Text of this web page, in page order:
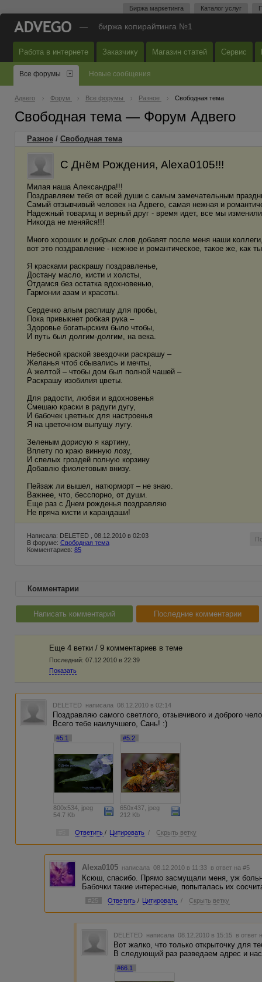
Биржа маркетинга Каталог услуг
— биржа копирайтинга №1
Работа в интернете Заказчику Магазин статей Сервис
Все форумы Новые сообщения
Адвего Форум Все форумы Разное Свободная тема
Свободная тема — Форум Адвего
Разное / Свободная тема
С Днём Рождения, Alexa0105!!!
Милая наша Александра!!!
Поздравляем тебя от всей души с самым замечательным
Самый отзывчивый человек на Адвего, самая нежная и
Надежный товарищ и верный друг - время идет, все мы
Никогда не меняйся!!!
Много хороших и добрых слов добавят после меня наши
вот это поздравление - нежное и романтическое, такое же, как
Я красками раскрашу поздравленье,
Достану масло, кисти и холсты,
Отдамся без остатка вдохновенью,
Гармонии азам и красоты.
Сердечко алым распишу для пробы,
Пока привыкнет робкая рука –
Здоровье богатырским было чтобы,
И путь был долгим-долгим, на века.
Небесной краской звездочки раскрашу –
Желанья чтоб сбывались и мечты,
А желтой – чтобы дом был полной чашей –
Раскрашу изобилия цветы.
Для радости, любви и вдохновенья
Смешаю краски в радуги дугу,
И бабочек цветных для настроенья
Я на цветочном выпущу лугу.
Зеленым дорисую я картину,
Вплету по краю винную лозу,
И спелых гроздей полную корзину
Добавлю фиолетовым внизу.
Пейзаж ли вышел, натюрморт – не знаю.
Важнее, что, бесспорно, от души.
Еще раз с Днем рожденья поздравляю
Не пряча кисти и карандаши!
Написала: DELETED , 08.12.2010 в 02:03
В форуме: Свободная тема
Комментариев: 85
Комментарии
Написать комментарий Последние комментарии
Еще 4 ветки / 9 комментариев в темe
Последний: 07.12.2010 в 22:39
Показать
DELETED написала 08.12.2010 в 02:14
Поздравляю самого светлого, отзывчивого и доброго
Всего тебе наилучшего, Сань! :)
#5.1
800x534, jpeg
54.7 Kb
#5.2
650x437, jpeg
212 Kb
Ответить / Цитировать / Скрыть ветку
Alexa0105 написала 08.12.2010 в 11:33 в ответ на #5
Ксюш, спасибо. Прямо засмущали меня, уж
Бабочки такие интересные, попыталась их
#25 Ответить / Цитировать / Скрыть ветку
DELETED написала 08.12.2010 в 15:15 в ответ
Вот жалко, что только открыточку для
В следующий раз разведаем адрес и
#66.1